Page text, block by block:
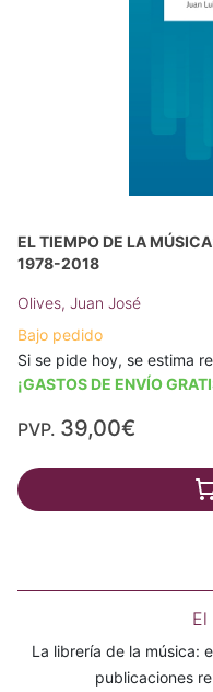
EL TIEMPO DE LA
1978-2018
Olives, Juan José
Bajo pedido
Si se pide hoy, se estima
¡GASTOS DE ENVÍO
PVP. 39,00€
El
La librería de la música:
publicaciones